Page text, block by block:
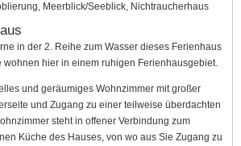
Meerblick/Seeblick, Nichtraucherhaus
in der 2. Reihe zum Wasser dieses Ferienhaus
wohnen hier in einem ruhigen Ferienhausgebiet.
und geräumiges Wohnzimmer mit großer
und Zugang zu einer teilweise überdachten
steht in offener Verbindung zum
Küche des Hauses, von wo aus Sie Zugang zu